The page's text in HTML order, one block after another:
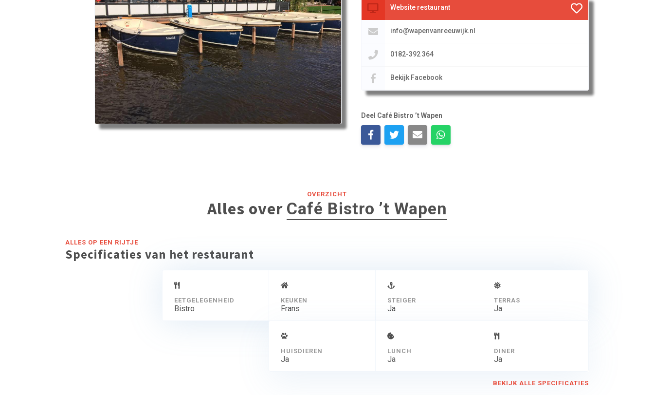
Website restaurant
info@wapenvanreeuwijk.nl
0182-392 364
Bekijk Facebook
Deel Café Bistro ’t Wapen
OVERZICHT
Alles over Café Bistro ’t Wapen
ALLES OP EEN RIJTJE
Specificaties van het restaurant
EETGELEGENHEID
Bistro
KEUKEN
Frans
STEIGER
Ja
TERRAS
Ja
HUISDIEREN
Ja
LUNCH
Ja
DINER
Ja
BEKIJK ALLE SPECIFICATIES